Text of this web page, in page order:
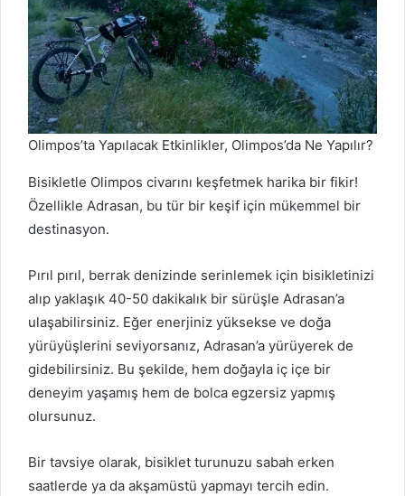
Olimpos’ta Yapılacak Etkinlikler, Olimpos’da Ne Yapılır?
Bisikletle Olimpos civarını keşfetmek harika bir fikir!
Özellikle Adrasan, bu tür bir keşif için mükemmel bir
destinasyon.
Pırıl pırıl, berrak denizinde serinlemek için bisikletinizi
alıp yaklaşık 40-50 dakikalık bir sürüşle Adrasan’a
ulaşabilirsiniz. Eğer enerjiniz yüksekse ve doğa
yürüyüşlerini seviyorsanız, Adrasan’a yürüyerek de
gidebilirsiniz. Bu şekilde, hem doğayla iç içe bir
deneyim yaşamış hem de bolca egzersiz yapmış
olursunuz.
Bir tavsiye olarak, bisiklet turunuzu sabah erken
saatlerde ya da akşamüstü yapmayı tercih edin.